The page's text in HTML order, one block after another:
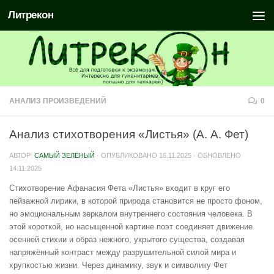
Литрекон
АНАЛИЗ ПРОИЗВЕДЕНИЙ 0
Анализ стихотворения «Листья» (А. А. Фет)
АВТОР: САМЫЙ ЗЕЛЁНЫЙ · ОПУБЛИКОВАНО 16.11.2025 · ОБНОВЛЕНО
14.11.2025
Стихотворение Афанасия Фета «Листья» входит в круг его
пейзажной лирики, в которой природа становится не просто фоном,
но эмоциональным зеркалом внутреннего состояния человека. В
этой короткой, но насыщенной картине поэт соединяет движение
осенней стихии и образ нежного, укрытого существа, создавая
напряжённый контраст между разрушительной силой мира и
хрупкостью жизни. Через динамику, звук и символику Фет